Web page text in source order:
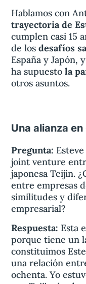
Hablamos con
trayectoria de
cumplen casi 15
de los desafíos
España y Japón,
ha supuestola
otros asuntos.
Una alianza
Pregunta: E
joint venture
japonesa Teijin.
entre empresas
similitudes y
empresarial?
Respuesta: Esta
porque tiene un
constituimos
una relación
ochenta. Yo